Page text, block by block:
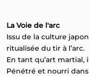
La Voie de l'arc
Issu de la culture
ritualisée du tir à l’arc.
En tant qu’art martial,
Pénétré et nourri